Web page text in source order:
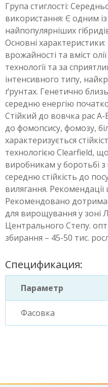
Група стиглості:
використання: Є одним
найпопулярніших
Основні
врожайності та вміст
технології та за
інтенсивного типу,
ґрунтах. Генетично
середню енергію
Стійкий до вовчка рас
до фомопсису, фомозу,
характеризується
технологією Clearfield,
виробникам у боротьбі
середню стійкість до
вилягання.
Рекомендовано
для вирощування у зоні
Центрального Степу.
збирання – 45-50 тис.
Спецификация:
Параметр
Фасовка